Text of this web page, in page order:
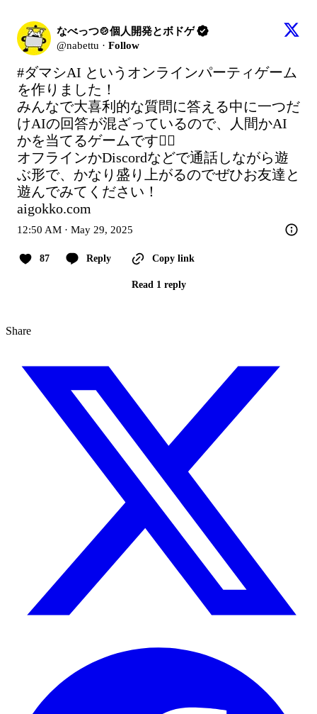
なべっつ🍲個人開発とボドゲ
@nabettu · Follow
#ダマシAI というオンラインパーティゲーム
を作りました！
みんなで大喜利的な質問に答える中に一つだ
けAIの回答が混ざっているので、人間かAI
かを当てるゲームです🕵️‍♂️
オフラインかDiscordなどで通話しながら遊
ぶ形で、かなり盛り上がるのでぜひお友達と
aigokko.com
12:50 AM · May 29, 2025
87 Reply Copy link
Read 1 reply
Share